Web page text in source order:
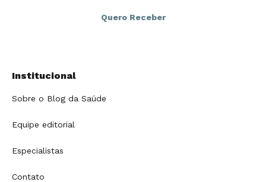
Institucional
Sobre o Blog da Saúde
Equipe editorial
Especialistas
Contato